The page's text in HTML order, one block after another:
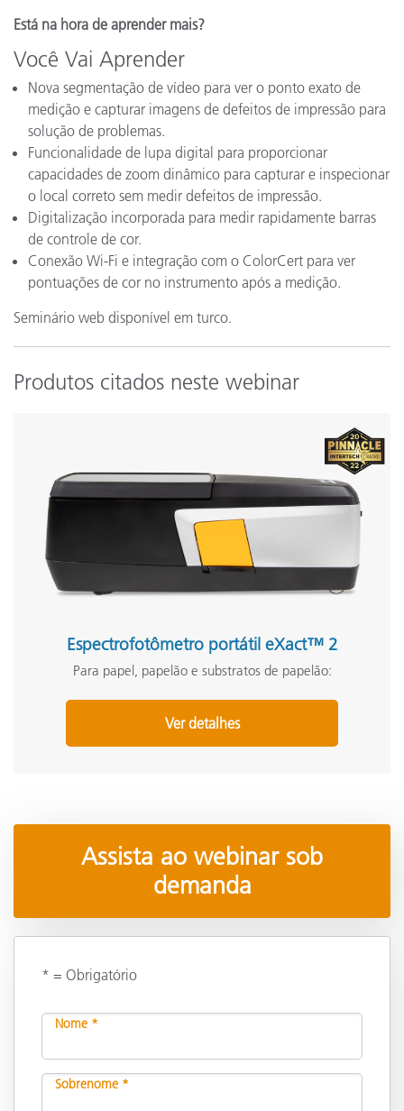
Está na hora de aprender mais?
Você Vai Aprender
Nova segmentação de vídeo para ver o ponto exato de
medição e capturar imagens de defeitos de impressão para
solução de problemas.
Funcionalidade de lupa digital para proporcionar
capacidades de zoom dinâmico para capturar e inspecionar
o local correto sem medir defeitos de impressão.
Digitalização incorporada para medir rapidamente barras
de controle de cor.
Conexão Wi-Fi e integração com o ColorCert para ver
pontuações de cor no instrumento após a medição.
Seminário web disponível em turco.
Produtos citados neste webinar
Espectrofotômetro portátil eXact™ 2
Para papel, papelão e substratos de papelão:
Ver detalhes
Assista ao webinar sob
demanda
* = Obrigatório
Nome *
Sobrenome *